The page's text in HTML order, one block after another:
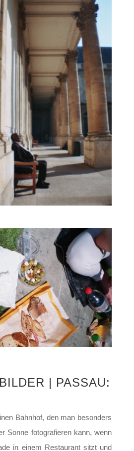
| PASSAU:
Bahnhof, den man besonders
Sonne fotografieren kann, wenn
in einem Restaurant sitzt und